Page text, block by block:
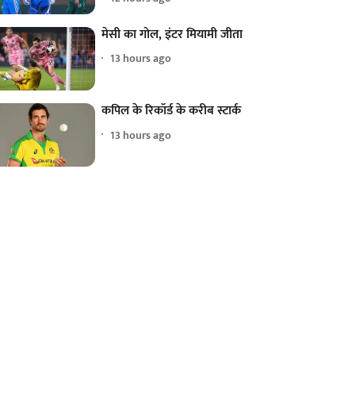
मेसी का गोल, इंटर मियामी जीता
13 hours ago
कपिल के रिकॉर्ड के करीब स्टार्क
13 hours ago